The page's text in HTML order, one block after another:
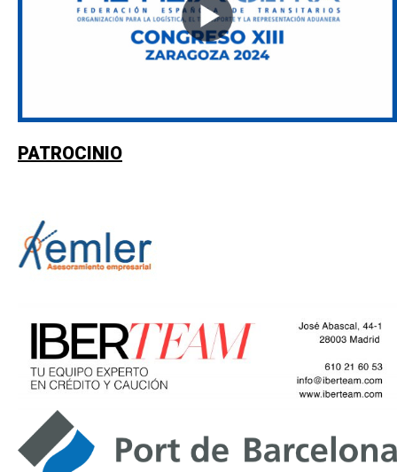
PATROCINIO